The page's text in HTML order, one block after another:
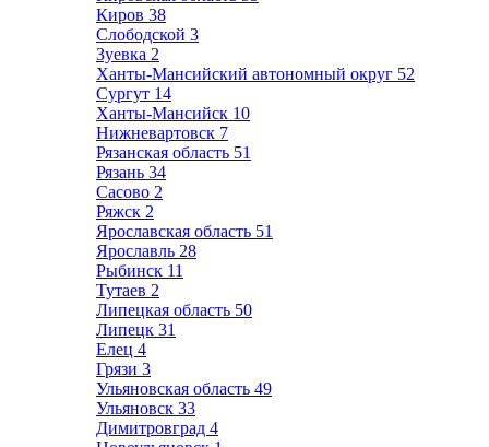
Киров 38
Слободской 3
Зуевка 2
Ханты-Мансийский автономный округ 52
Сургут 14
Ханты-Мансийск 10
Нижневартовск 7
Рязанская область 51
Рязань 34
Сасово 2
Ряжск 2
Ярославская область 51
Ярославль 28
Рыбинск 11
Тутаев 2
Липецкая область 50
Липецк 31
Елец 4
Грязи 3
Ульяновская область 49
Ульяновск 33
Димитровград 4